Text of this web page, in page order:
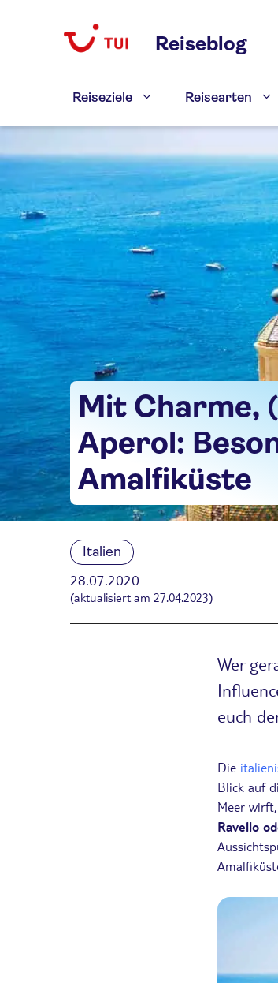
Reiseblog
Reiseziele Reisearten
Mit Charme,
Aperol:
Amalfiküste
Italien
28.07.2020
(aktualisiert am 27.04.2023)
Wer
euch
Die
Blick auf
Meer
Ravello